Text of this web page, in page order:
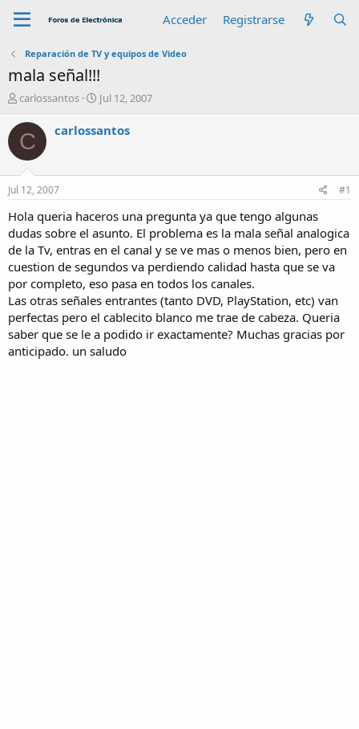
Acceder Registrarse
Reparación de TV y equipos de Video
mala señal!!!
A
t
o
r
carlossantos
F
c
n
c
i
o
Jul 12, 2007
C carlossantos
Jul 12, 2007 #1
Hola queria haceros una pregunta ya que tengo algunas
dudas sobre el asunto. El problema es la mala señal analogica
de la Tv, entras en el canal y se ve mas o menos bien, pero en
cuestion de segundos va perdiendo calidad hasta que se va
por completo, eso pasa en todos los canales.
Las otras señales entrantes (tanto DVD, PlayStation, etc) van
perfectas pero el cablecito blanco me trae de cabeza. Queria
saber que se le a podido ir exactamente? Muchas gracias por
anticipado. un saludo